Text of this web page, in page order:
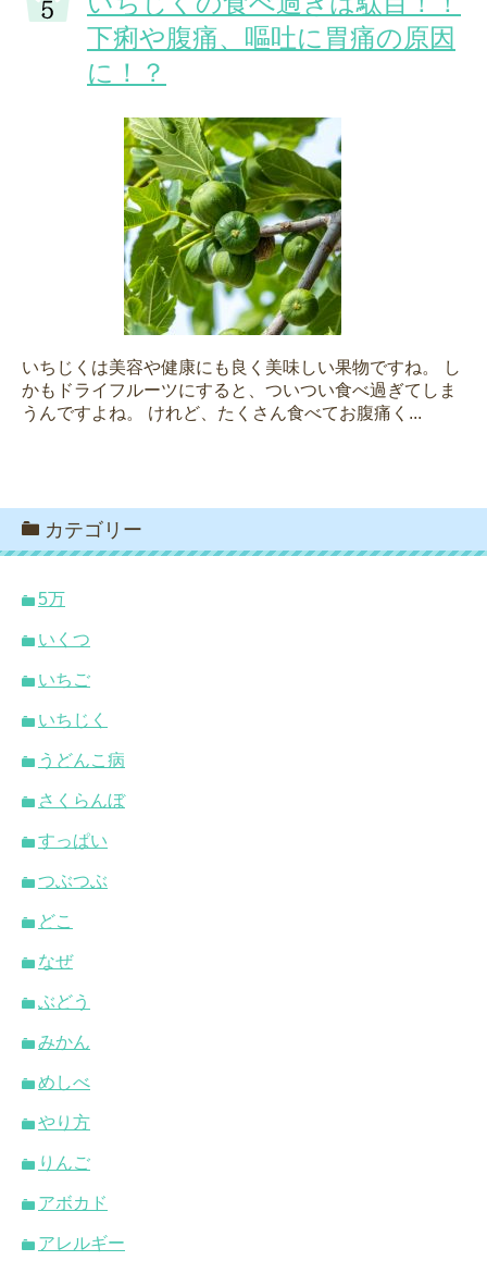
下痢や腹痛、嘔吐に胃痛の原因
に！？
いちじくは美容や健康にも良く美味しい果物ですね。 し
かもドライフルーツにすると、ついつい食べ過ぎてしま
うんですよね。 けれど、たくさん食べてお腹痛く...
カテゴリー
5万
いくつ
いちご
いちじく
うどんこ病
さくらんぼ
すっぱい
つぶつぶ
どこ
なぜ
ぶどう
みかん
めしべ
やり方
りんご
アボカド
アレルギー